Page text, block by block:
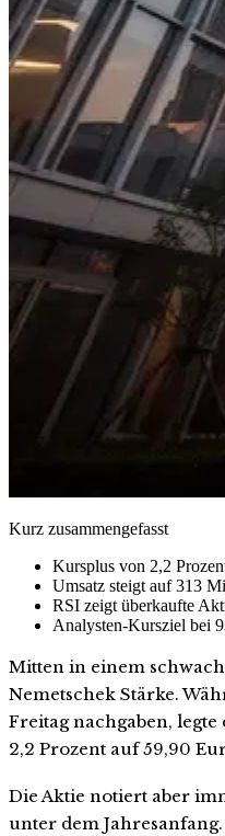
Kurz zusammengefasst
Kursplus von 2,2
Umsatz steigt auf 313
RSI zeigt überkaufte
Analysten-Kursziel bei
Mitten in einem
Nemetschek Stärke.
Freitag nachgaben,
2,2 Prozent auf 59,90
Die Aktie notiert aber
unter dem